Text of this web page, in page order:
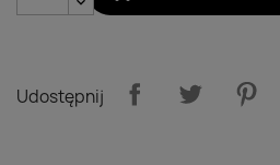
Udostępnij